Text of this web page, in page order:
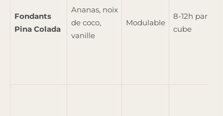
Fondants
Pina Colada
Ananas, noix
de coco,
vanille
Modulable
8-12h par
cube